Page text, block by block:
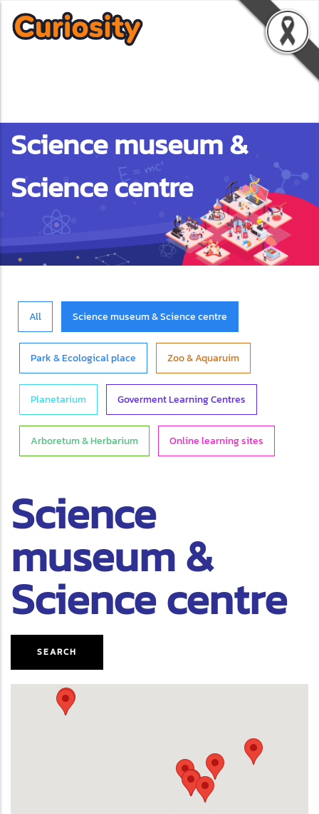
Science museum &
Science centre
All Science museum & Science centre
Park & Ecological place Zoo & Aquaruim
Planetarium Goverment Learning Centres
Arboretum & Herbarium Online learning sites
Science
museum &
Science centre
SEARCH